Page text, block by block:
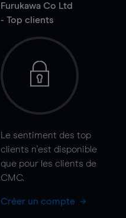
Furukawa Co Ltd
- Top clients
Le sentiment des top
clients n'est disponible
que pour les clients de
CMC.
Créer un compte